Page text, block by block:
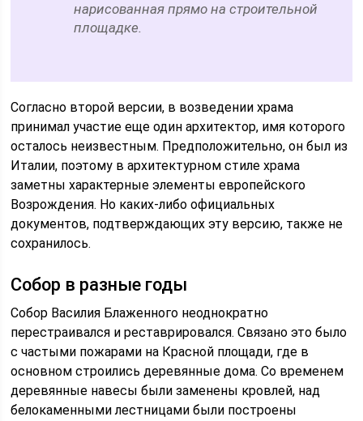
нарисованная прямо на строительной
площадке.
Согласно второй версии, в возведении храма
принимал участие еще один архитектор, имя которого
осталось неизвестным. Предположительно, он был из
Италии, поэтому в архитектурном стиле храма
заметны характерные элементы европейского
Возрождения. Но каких-либо официальных
документов, подтверждающих эту версию, также не
сохранилось.
Собор в разные годы
Собор Василия Блаженного неоднократно
перестраивался и реставрировался. Связано это было
с частыми пожарами на Красной площади, где в
основном строились деревянные дома. Со временем
деревянные навесы были заменены кровлей, над
белокаменными лестницами были построены